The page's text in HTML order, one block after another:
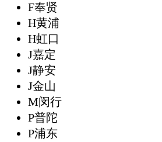
F奉贤
H黄浦
H虹口
J嘉定
J静安
J金山
M闵行
P普陀
P浦东